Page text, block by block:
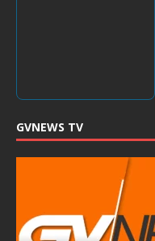
GVNEWS TV